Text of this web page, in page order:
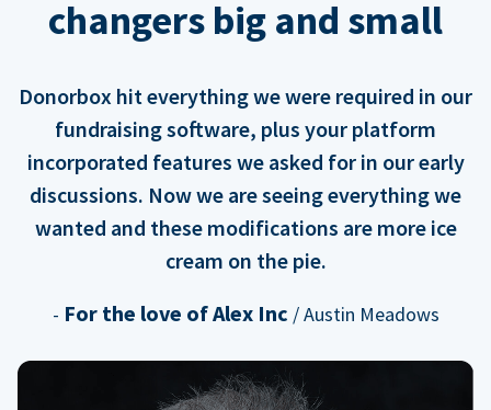
changers big and small
Donorbox hit everything we were required in our
fundraising software, plus your platform
incorporated features we asked for in our early
discussions. Now we are seeing everything we
wanted and these modifications are more ice
cream on the pie.
- For the love of Alex Inc / Austin Meadows